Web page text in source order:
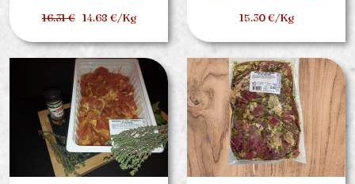
16.31 €14.68 €/Kg 15.30 €/Kg